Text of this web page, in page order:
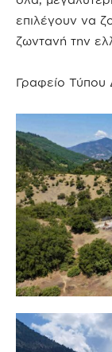
επιλέγουν να
ζωντανή την
Γραφείο Τύπου